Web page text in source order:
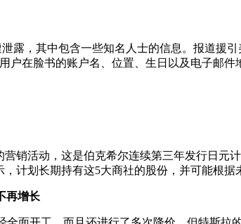
，其中包含一些知名人士的信息。报道援
在脸书的账户名、位置、生日以及电子邮
活动，这是伯克希尔连续第三年发行日元
计划长期持有这5大商社的股份，并可能根据
再增长